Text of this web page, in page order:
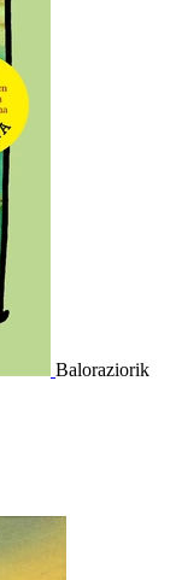
Baloraziorik